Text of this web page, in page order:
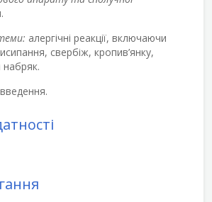
алергічні реакції, включаючи
свербіж, кропив’янку,
набряк.
введення.